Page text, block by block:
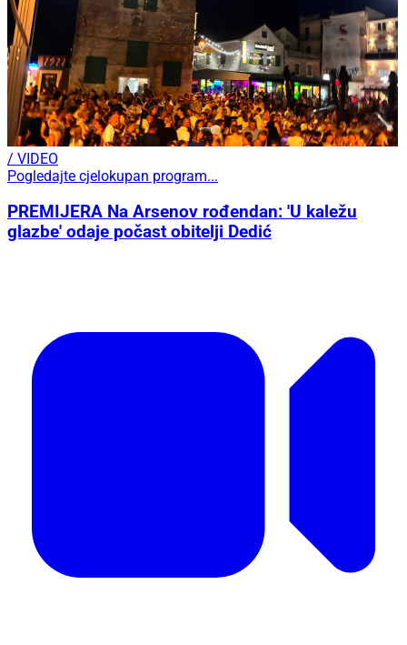
/ VIDEO
Pogledajte cjelokupan program...
PREMIJERA Na Arsenov rođendan: 'U kaležu
glazbe' odaje počast obitelji Dedić